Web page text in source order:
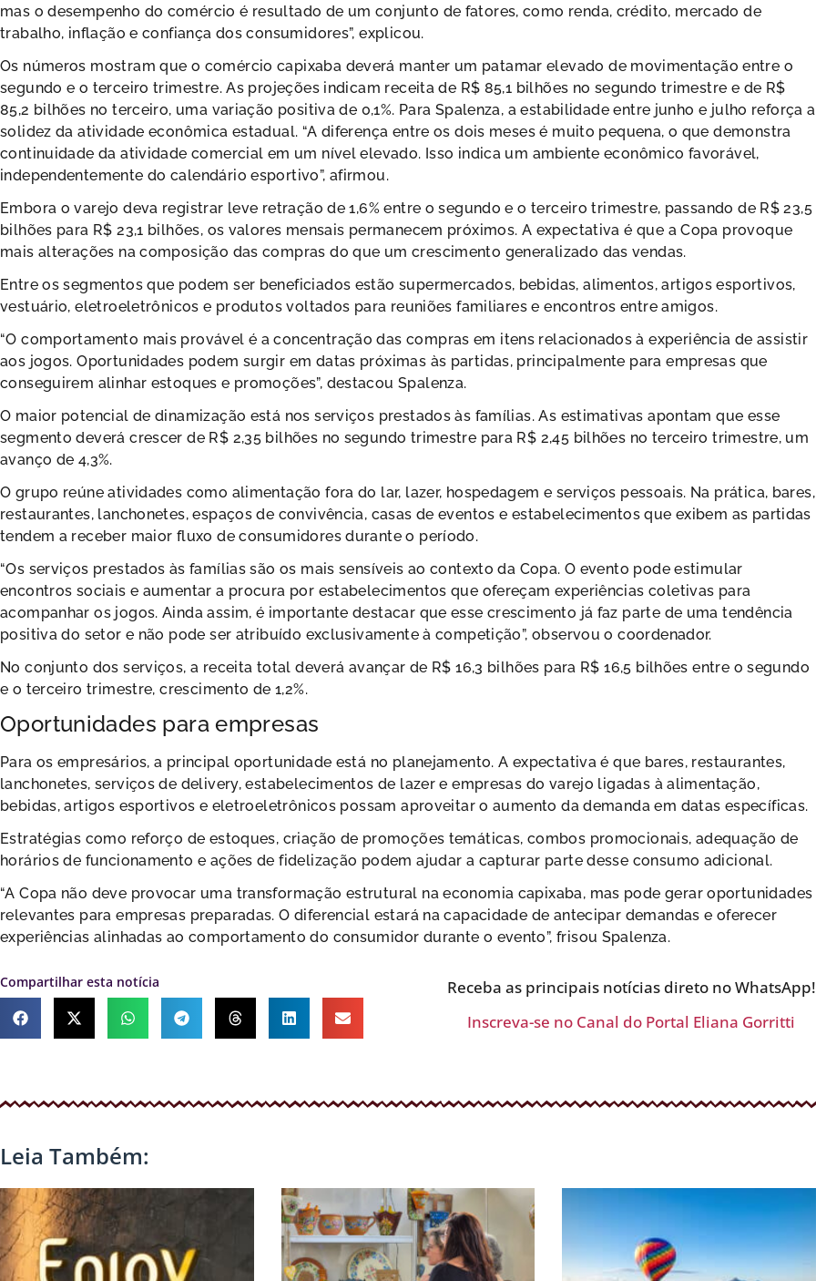
mas o desempenho do comércio é resultado de um conjunto de fatores, como renda, crédito, mercado de
trabalho, inflação e confiança dos consumidores”, explicou.
Os números mostram que o comércio capixaba deverá manter um patamar elevado de movimentação entre o
segundo e o terceiro trimestre. As projeções indicam receita de R$ 85,1 bilhões no segundo trimestre e de R$
85,2 bilhões no terceiro, uma variação positiva de 0,1%. Para Spalenza, a estabilidade entre junho e julho reforça a
solidez da atividade econômica estadual. “A diferença entre os dois meses é muito pequena, o que demonstra
continuidade da atividade comercial em um nível elevado. Isso indica um ambiente econômico favorável,
independentemente do calendário esportivo”, afirmou.
Embora o varejo deva registrar leve retração de 1,6% entre o segundo e o terceiro trimestre, passando de R$ 23,5
bilhões para R$ 23,1 bilhões, os valores mensais permanecem próximos. A expectativa é que a Copa provoque
mais alterações na composição das compras do que um crescimento generalizado das vendas.
Entre os segmentos que podem ser beneficiados estão supermercados, bebidas, alimentos, artigos esportivos,
vestuário, eletroeletrônicos e produtos voltados para reuniões familiares e encontros entre amigos.
“O comportamento mais provável é a concentração das compras em itens relacionados à experiência de assistir
aos jogos. Oportunidades podem surgir em datas próximas às partidas, principalmente para empresas que
conseguirem alinhar estoques e promoções”, destacou Spalenza.
O maior potencial de dinamização está nos serviços prestados às famílias. As estimativas apontam que esse
segmento deverá crescer de R$ 2,35 bilhões no segundo trimestre para R$ 2,45 bilhões no terceiro trimestre, um
avanço de 4,3%.
O grupo reúne atividades como alimentação fora do lar, lazer, hospedagem e serviços pessoais. Na prática, bares,
restaurantes, lanchonetes, espaços de convivência, casas de eventos e estabelecimentos que exibem as partidas
tendem a receber maior fluxo de consumidores durante o período.
“Os serviços prestados às famílias são os mais sensíveis ao contexto da Copa. O evento pode estimular
encontros sociais e aumentar a procura por estabelecimentos que ofereçam experiências coletivas para
acompanhar os jogos. Ainda assim, é importante destacar que esse crescimento já faz parte de uma tendência
positiva do setor e não pode ser atribuído exclusivamente à competição”, observou o coordenador.
No conjunto dos serviços, a receita total deverá avançar de R$ 16,3 bilhões para R$ 16,5 bilhões entre o segundo
e o terceiro trimestre, crescimento de 1,2%.
Oportunidades para empresas
Para os empresários, a principal oportunidade está no planejamento. A expectativa é que bares, restaurantes,
lanchonetes, serviços de delivery, estabelecimentos de lazer e empresas do varejo ligadas à alimentação,
bebidas, artigos esportivos e eletroeletrônicos possam aproveitar o aumento da demanda em datas específicas.
Estratégias como reforço de estoques, criação de promoções temáticas, combos promocionais, adequação de
horários de funcionamento e ações de fidelização podem ajudar a capturar parte desse consumo adicional.
“A Copa não deve provocar uma transformação estrutural na economia capixaba, mas pode gerar oportunidades
relevantes para empresas preparadas. O diferencial estará na capacidade de antecipar demandas e oferecer
experiências alinhadas ao comportamento do consumidor durante o evento”, frisou Spalenza.
Compartilhar esta notícia
Receba as principais notícias direto no WhatsApp!
Inscreva-se no Canal do Portal Eliana Gorritti
Leia Também: